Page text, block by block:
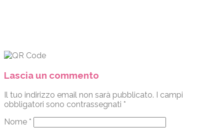
Lascia un commento
Il tuo indirizzo email non sarà pubblicato. I campi
obbligatori sono contrassegnati *
Nome *